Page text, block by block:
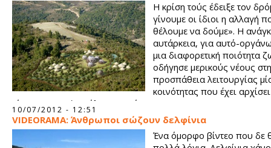
Η κρίση τούς έδειξε τον
γίνουμε οι ίδιοι η αλλαγή
θέλουμε να δούμε». Η
αυτάρκεια, για αυτό-
μια διαφορετική ποιότητα
οδήγησε μερικούς νέους
προσπάθεια λειτουργίας
κοινότητας που έχει
γίνεται γνωστή σε όλων τον κόσμο.
10/07/2012 - 12:51
VIDEORAMA: Άνθρωποι σώζουν δελφίνια
Ένα όμορφο βίντεο που δε